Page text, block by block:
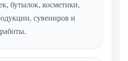
бутылок, косметики,
сувениров и